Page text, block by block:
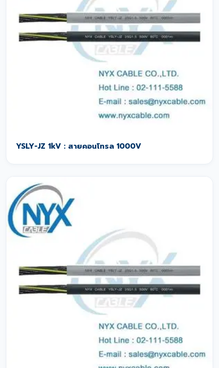
YSLY-JZ 1kV : สายคอนโทรล 1000V